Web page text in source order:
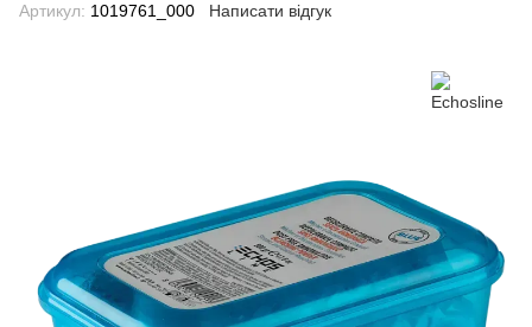
Артикул: 1019761_000 Написати відгук